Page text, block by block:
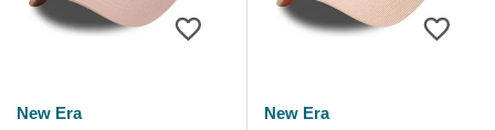
New Era
New Era